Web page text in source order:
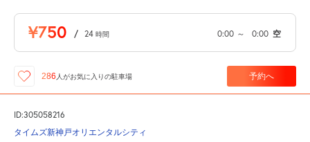
¥750 / 24 時間 0:00 ～ 0:00 空
286 人がお気に入りの駐車場 予約へ
ID:305058216
タイムズ新神戸オリエンタルシティ